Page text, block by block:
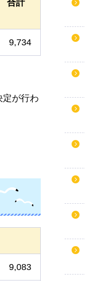
合計
9,734
定が行わ
9,083